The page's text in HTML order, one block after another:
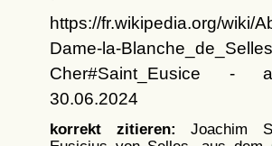
https://fr.wikipedia.org/wiki/
Dame-la-
Cher#Saint_Eusice -
30.06.2024
korrekt zitieren: Joachim